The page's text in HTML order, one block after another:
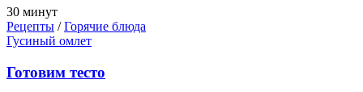
30 минут
Рецепты /Горячие блюда
Гусиный омлет
Готовим тесто